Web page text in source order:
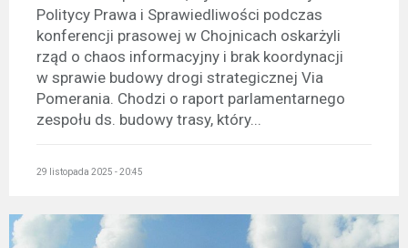
Politycy Prawa i Sprawiedliwości podczas
konferencji prasowej w Chojnicach oskarżyli
rząd o chaos informacyjny i brak koordynacji
w sprawie budowy drogi strategicznej Via
Pomerania. Chodzi o raport parlamentarnego
zespołu ds. budowy trasy, który...
29 listopada 2025 - 20:45